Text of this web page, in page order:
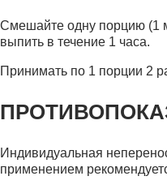
Смешайте одну порцию (1
выпить в течение 1 часа.
Принимать по 1 порции 2
Индивидуальная
применением